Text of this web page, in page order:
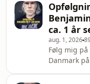
menneske.
og gøre
haft det
ved at
et
samtidig
hvorfor
ca. 1 år
aug. 1, 2026
Følg mig
Danmark